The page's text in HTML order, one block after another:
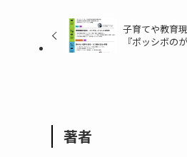
子育てや教育
『ポッシボの
著者